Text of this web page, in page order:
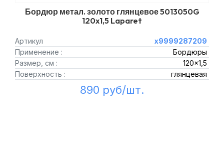
Бордюр метал. золото глянцевое 5013050G
120x1,5 Laparet
Артикул
х9999287209
Применение :
Бордюры
Размер, см :
120x1,5
Поверхность :
глянцевая
890 руб/шт.